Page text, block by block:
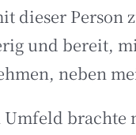
dieser Person
und bereit,
neben
Umfeld brachte